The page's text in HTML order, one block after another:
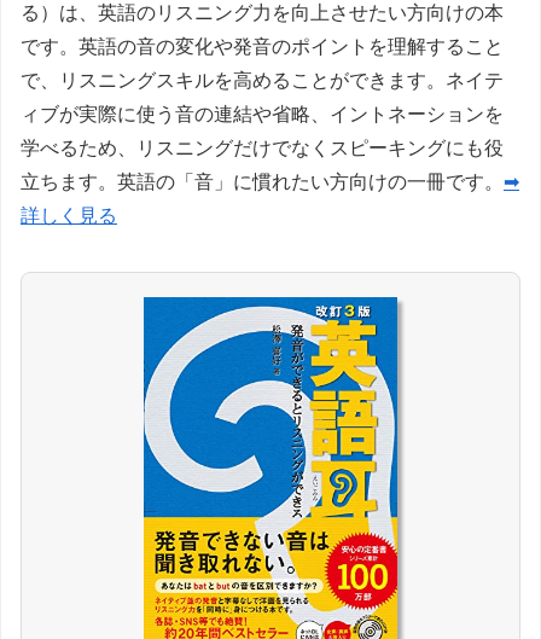
る）は、英語のリスニング力を向上させたい方向けの本
です。英語の音の変化や発音のポイントを理解すること
で、リスニングスキルを高めることができます。ネイテ
ィブが実際に使う音の連結や省略、イントネーションを
学べるため、リスニングだけでなくスピーキングにも役
立ちます。英語の「音」に慣れたい方向けの一冊です。 ➡
詳しく見る